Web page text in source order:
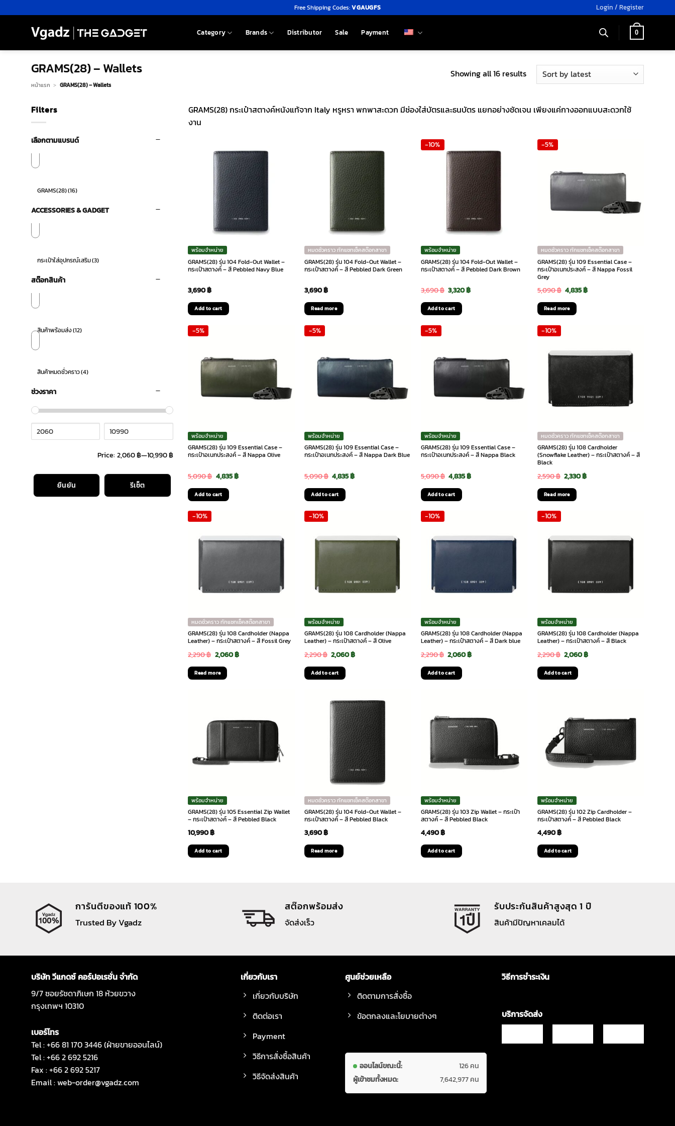
to
Free Shipping Codes:VGAUGFS Login / Register
Category Brands Distributor Sale Payment 0
GRAMS(28) – Wallets
หน้าแรก > GRAMS(28) – Wallets
Showing all 16 resultsSorted
Filters
เลือกตามแบรนด์
GRAMS(28)(16)
ACCESSORIES & GADGET
กระเป๋าใส่อุปกรณ์เสริม(3)
สต๊อกสินค้า
สินค้าพร้อมส่ง(12)
สินค้าหมดชั่วคราว(4)
ช่วงราคา
Price: 2,060 ฿—10,990 ฿
ยืนยัน รีเซ็ต
GRAMS(28) กระเป๋าสตางค์หนังแท้จาก Italy หรูหรา พกพาสะดวก มีช่องใส่บัตรและธนบัตร แยกอย่างชัดเจน เพียงแค่กางออกแบบสะดวกใช้
งาน
พร้อมจำหน่าย
GRAMS(28) รุ่น 104 Fold-Out Wallet –
กระเป๋าสตางค์ – สี Pebbled Navy Blue
3,690฿
Add to cart
หมดชั่วคราว ทักแชทเช็คสต๊อกสาขา
GRAMS(28) รุ่น 104 Fold-Out Wallet –
กระเป๋าสตางค์ – สี Pebbled Dark Green
3,690฿
Read more
-10%
พร้อมจำหน่าย
GRAMS(28) รุ่น 104 Fold-Out Wallet –
กระเป๋าสตางค์ – สี Pebbled Dark Brown
3,690฿ Original
price
was:
3,320฿Current
Add to cart
-5%
หมดชั่วคราว ทักแชทเช็คสต๊อกสาขา
GRAMS(28) รุ่น 109 Essential Case –
กระเป๋าอเนกประสงค์ – สี Nappa Fossil
Grey
5,090฿ Original
price
was:
4,835฿Current
Read more
-5%
พร้อมจำหน่าย
GRAMS(28) รุ่น 109 Essential Case –
กระเป๋าอเนกประสงค์ – สี Nappa Olive
5,090฿ Original
price
was:
4,835฿Current
Add to cart
-5%
พร้อมจำหน่าย
GRAMS(28) รุ่น 109 Essential Case –
กระเป๋าอเนกประสงค์ – สี Nappa Dark Blue
5,090฿ Original
price
was:
4,835฿Current
Add to cart
-5%
พร้อมจำหน่าย
GRAMS(28) รุ่น 109 Essential Case –
กระเป๋าอเนกประสงค์ – สี Nappa Black
5,090฿ Original
price
was:
4,835฿Current
Add to cart
-10%
หมดชั่วคราว ทักแชทเช็คสต๊อกสาขา
GRAMS(28) รุ่น 108 Cardholder
(Snowflake Leather) – กระเป๋าสตางค์ – สี
Black
2,590฿ Original
price
was:
2,330฿Current
Read more
-10%
หมดชั่วคราว ทักแชทเช็คสต๊อกสาขา
GRAMS(28) รุ่น 108 Cardholder (Nappa
Leather) – กระเป๋าสตางค์ – สี Fossil Grey
2,290฿ Original
price
was:
2,060฿Current
Read more
-10%
พร้อมจำหน่าย
GRAMS(28) รุ่น 108 Cardholder (Nappa
Leather) – กระเป๋าสตางค์ – สี Olive
2,290฿ Original
price
was:
2,060฿Current
Add to cart
-10%
พร้อมจำหน่าย
GRAMS(28) รุ่น 108 Cardholder (Nappa
Leather) – กระเป๋าสตางค์ – สี Dark blue
2,290฿ Original
price
was:
2,060฿Current
Add to cart
-10%
พร้อมจำหน่าย
GRAMS(28) รุ่น 108 Cardholder (Nappa
Leather) – กระเป๋าสตางค์ – สี Black
2,290฿ Original
price
was:
2,060฿Current
Add to cart
พร้อมจำหน่าย
GRAMS(28) รุ่น 105 Essential Zip Wallet
– กระเป๋าสตางค์ – สี Pebbled Black
10,990฿
Add to cart
หมดชั่วคราว ทักแชทเช็คสต๊อกสาขา
GRAMS(28) รุ่น 104 Fold-Out Wallet –
กระเป๋าสตางค์ – สี Pebbled Black
3,690฿
Read more
พร้อมจำหน่าย
GRAMS(28) รุ่น 103 Zip Wallet – กระเป๋า
สตางค์ – สี Pebbled Black
4,490฿
Add to cart
พร้อมจำหน่าย
GRAMS(28) รุ่น 102 Zip Cardholder –
กระเป๋าสตางค์ – สี Pebbled Black
4,490฿
Add to cart
การันตีของแท้ 100%
Trusted By Vgadz
สต๊อกพร้อมส่ง
จัดส่งเร็ว
รับประกันสินค้าสูงสุด 1 ปี
สินค้ามีปัญหาเคลมได้
บริษัท วีแกดซ์ คอร์ปอเรชั่น จำกัด
9/7 ซอยรัชดาภิเษก 18 ห้วยขวาง
กรุงเทพฯ 10310
เบอร์โทร
Tel : +66 81 170 3446 (ฝ่ายขายออนไลน์)
Tel : +66 2 692 5216
Fax : +66 2 692 5217
Email :web-order@vgadz.com
เกี่ยวกับเรา
เกี่ยวกับบริษัท
ติดต่อเรา
Payment
วิธีการสั่งซื้อสินค้า
วิธีจัดส่งสินค้า
ศูนย์ช่วยเหลือ
ติดตามการสั่งซื้อ
ข้อตกลงและโยบายต่างๆ
ออนไลน์ขณะนี้:
126 คน
ผู้เข้าชมทั้งหมด:
7,642,977 คน
วิธีการชำระเงิน
บริการจัดส่ง